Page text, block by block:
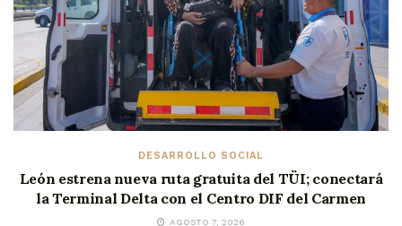
DESARROLLO SOCIAL
León estrena nueva ruta gratuita del TÜI; conectará
la Terminal Delta con el Centro DIF del Carmen
AGOSTO 7, 2026